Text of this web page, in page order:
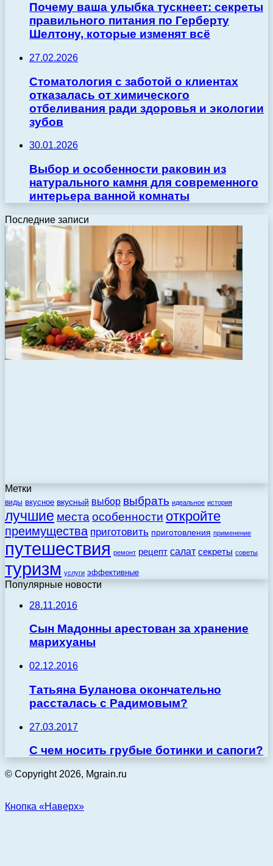
Почему ваша улыбка тускнеет: секреты
правильного питания по Герберту
Шелтону, которые изменят всё
27.02.2026
Стоматология с заботой о клиентах
отказалась от химического
отбеливания ради здоровья и экологии
зубов
30.01.2026
Выбор и особенности раковин из
натурального камня для современного
интерьера ванной комнаты
Последние записи
Метки
виды вкусное вкусный выбор выбрать идеальное история
лучшие места особенности откройте
преимущества приготовить приготовления применение
путешествия ремонт рецепт салат секреты советы
туризм услуги эффективные
Популярные новости
28.11.2016
Сын Мадонны арестован за хранение
марихуаны
02.12.2016
Татьяна Буланова окончательно
рассталась с Радимовым?
27.03.2017
С чем носить грубые ботинки и сапоги?
© Copyright 2026, Mgrain.ru
Кнопка «Наверх»